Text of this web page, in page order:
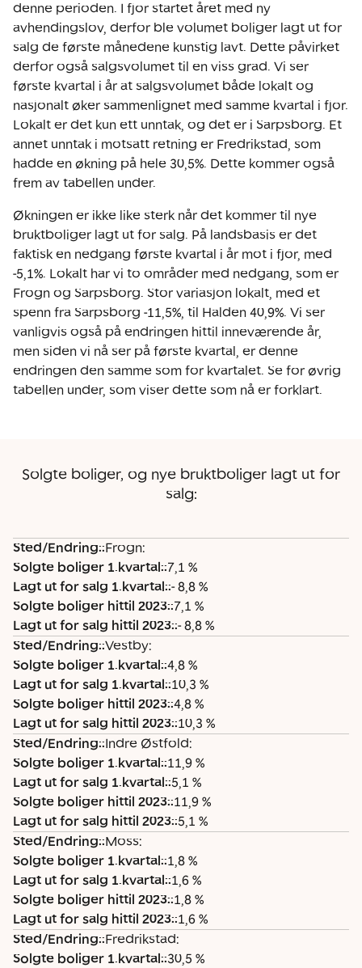
denne perioden. I fjor startet året med ny
avhendingslov, derfor ble volumet boliger lagt ut for
salg de første månedene kunstig lavt. Dette påvirket
derfor også salgsvolumet til en viss grad. Vi ser
første kvartal i år at salgsvolumet både lokalt og
nasjonalt øker sammenlignet med samme kvartal i fjor.
Lokalt er det kun ett unntak, og det er i Sarpsborg. Et
annet unntak i motsatt retning er Fredrikstad, som
hadde en økning på hele 30,5%. Dette kommer også
frem av tabellen under.
Økningen er ikke like sterk når det kommer til nye
bruktboliger lagt ut for salg. På landsbasis er det
faktisk en nedgang første kvartal i år mot i fjor, med
-5,1%. Lokalt har vi to områder med nedgang, som er
Frogn og Sarpsborg. Stor variasjon lokalt, med et
spenn fra Sarpsborg -11,5%, til Halden 40,9%. Vi ser
vanligvis også på endringen hittil inneværende år,
men siden vi nå ser på første kvartal, er denne
endringen den samme som for kvartalet. Se for øvrig
tabellen under, som viser dette som nå er forklart.
Solgte boliger, og nye bruktboliger lagt ut for
salg:
S
t
e
d
/
E
n
d
ri
n
g
:
S
o
l
g
t
e
b
o
li
g
e
r
1
.
k
v
a
r
t
a
l:
L
a
g
t
u
t
f
o
r
s
a
l
g
1
.
k
v
a
r
t
a
l:
S
o
l
g
t
e
b
o
li
g
e
r
h
it
ti
l
2
0
2
3
:
L
a
g
t
u
t
f
o
r
s
a
l
g
h
it
ti
l
2
0
2
3
:
Sted/Endring::Frogn:
Solgte boliger 1.kvartal::7,1 %
Lagt ut for salg 1.kvartal::- 8,8 %
Solgte boliger hittil 2023::7,1 %
Lagt ut for salg hittil 2023::- 8,8 %
Sted/Endring::Vestby:
Solgte boliger 1.kvartal::4,8 %
Lagt ut for salg 1.kvartal::10,3 %
Solgte boliger hittil 2023::4,8 %
Lagt ut for salg hittil 2023::10,3 %
Sted/Endring::Indre Østfold:
Solgte boliger 1.kvartal::11,9 %
Lagt ut for salg 1.kvartal::5,1 %
Solgte boliger hittil 2023::11,9 %
Lagt ut for salg hittil 2023::5,1 %
Sted/Endring::Moss:
Solgte boliger 1.kvartal::1,8 %
Lagt ut for salg 1.kvartal::1,6 %
Solgte boliger hittil 2023::1,8 %
Lagt ut for salg hittil 2023::1,6 %
Sted/Endring::Fredrikstad:
Solgte boliger 1.kvartal::30,5 %